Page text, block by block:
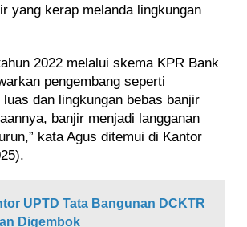
yang kerap melanda lingkungan
2022 melalui skema KPR Bank
pengembang seperti
dan lingkungan bebas banjir
banjir menjadi langganan
kata Agus ditemui di Kantor
UPTD Tata Bangunan DCKTR
Digembok